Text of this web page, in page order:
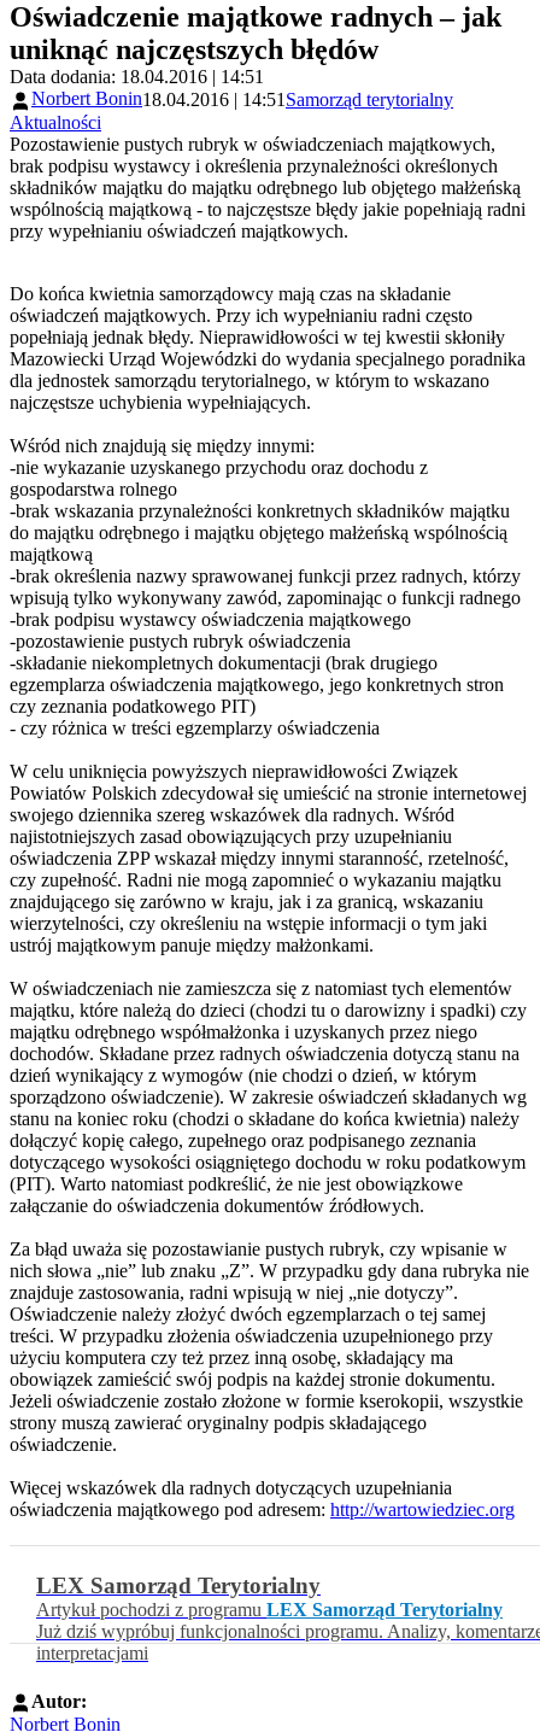
Oświadczenie majątkowe radnych – jak
uniknąć najczęstszych błędów
Data dodania: 18.04.2016 | 14:51
Norbert Bonin18.04.2016 | 14:51 Samorząd terytorialny
Aktualności
Pozostawienie pustych rubryk w oświadczeniach majątkowych,
brak podpisu wystawcy i określenia przynależności określonych
składników majątku do majątku odrębnego lub objętego małżeńską
wspólnością majątkową - to najczęstsze błędy jakie popełniają radni
przy wypełnianiu oświadczeń majątkowych.
Do końca kwietnia samorządowcy mają czas na składanie
oświadczeń majątkowych. Przy ich wypełnianiu radni często
popełniają jednak błędy. Nieprawidłowości w tej kwestii skłoniły
Mazowiecki Urząd Wojewódzki do wydania specjalnego poradnika
dla jednostek samorządu terytorialnego, w którym to wskazano
najczęstsze uchybienia wypełniających.
Wśród nich znajdują się między innymi:
-nie wykazanie uzyskanego przychodu oraz dochodu z
gospodarstwa rolnego
-brak wskazania przynależności konkretnych składników majątku
do majątku odrębnego i majątku objętego małżeńską wspólnością
majątkową
-brak określenia nazwy sprawowanej funkcji przez radnych, którzy
wpisują tylko wykonywany zawód, zapominając o funkcji radnego
-brak podpisu wystawcy oświadczenia majątkowego
-pozostawienie pustych rubryk oświadczenia
-składanie niekompletnych dokumentacji (brak drugiego
egzemplarza oświadczenia majątkowego, jego konkretnych stron
czy zeznania podatkowego PIT)
- czy różnica w treści egzemplarzy oświadczenia
W celu uniknięcia powyższych nieprawidłowości Związek
Powiatów Polskich zdecydował się umieścić na stronie internetowej
swojego dziennika szereg wskazówek dla radnych. Wśród
najistotniejszych zasad obowiązujących przy uzupełnianiu
oświadczenia ZPP wskazał między innymi staranność, rzetelność,
czy zupełność. Radni nie mogą zapomnieć o wykazaniu majątku
znajdującego się zarówno w kraju, jak i za granicą, wskazaniu
wierzytelności, czy określeniu na wstępie informacji o tym jaki
ustrój majątkowym panuje między małżonkami.
W oświadczeniach nie zamieszcza się z natomiast tych elementów
majątku, które należą do dzieci (chodzi tu o darowizny i spadki) czy
majątku odrębnego współmałżonka i uzyskanych przez niego
dochodów. Składane przez radnych oświadczenia dotyczą stanu na
dzień wynikający z wymogów (nie chodzi o dzień, w którym
sporządzono oświadczenie). W zakresie oświadczeń składanych wg
stanu na koniec roku (chodzi o składane do końca kwietnia) należy
dołączyć kopię całego, zupełnego oraz podpisanego zeznania
dotyczącego wysokości osiągniętego dochodu w roku podatkowym
(PIT). Warto natomiast podkreślić, że nie jest obowiązkowe
załączanie do oświadczenia dokumentów źródłowych.
Za błąd uważa się pozostawianie pustych rubryk, czy wpisanie w
nich słowa „nie” lub znaku „Z”. W przypadku gdy dana rubryka nie
znajduje zastosowania, radni wpisują w niej „nie dotyczy”.
Oświadczenie należy złożyć dwóch egzemplarzach o tej samej
treści. W przypadku złożenia oświadczenia uzupełnionego przy
użyciu komputera czy też przez inną osobę, składający ma
obowiązek zamieścić swój podpis na każdej stronie dokumentu.
Jeżeli oświadczenie zostało złożone w formie kserokopii, wszystkie
strony muszą zawierać oryginalny podpis składającego
oświadczenie.
Więcej wskazówek dla radnych dotyczących uzupełniania
oświadczenia majątkowego pod adresem: http://wartowiedziec.org
LEX Samorząd Terytorialny
Artykuł pochodzi z programu LEX Samorząd Terytorialny
Już dziś wypróbuj funkcjonalności programu. Analizy,
interpretacjami
Autor:
Norbert Bonin